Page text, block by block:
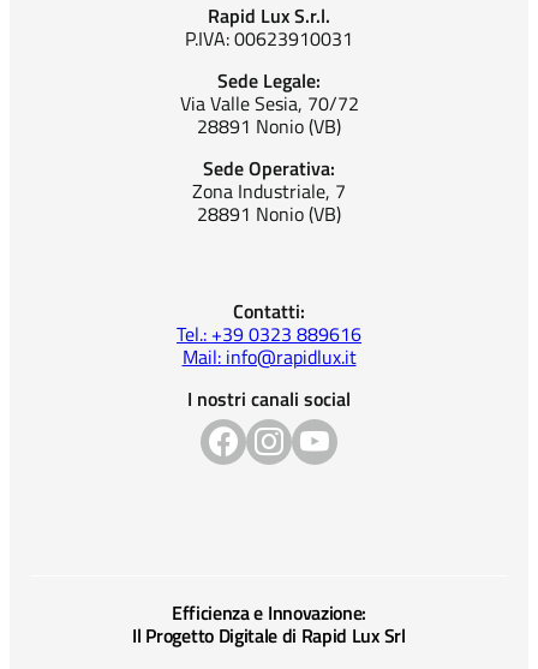
Rapid Lux S.r.l.
P.IVA: 00623910031
Sede Legale:
Via Valle Sesia, 70/72
28891 Nonio (VB)
Sede Operativa:
Zona Industriale, 7
28891 Nonio (VB)
Contatti:
Tel.: +39 0323 889616
Mail: info@rapidlux.it
I nostri canali social
Efficienza e Innovazione:
Il Progetto Digitale di Rapid Lux Srl